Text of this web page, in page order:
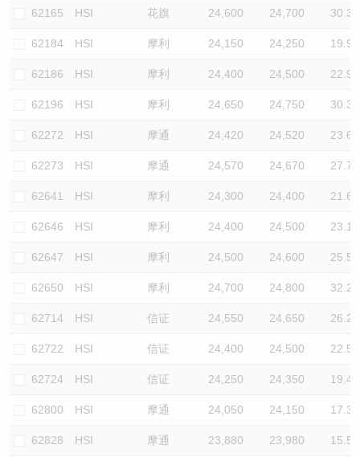
62165 HSI 花旗 24,600 24,700 30.3
62184 HSI 摩利 24,150 24,250 19.9
62186 HSI 摩利 24,400 24,500 22.9
62196 HSI 摩利 24,650 24,750 30.3
62272 HSI 摩通 24,420 24,520 23.6
62273 HSI 摩通 24,570 24,670 27.7
62641 HSI 摩利 24,300 24,400 21.6
62646 HSI 摩利 24,400 24,500 23.1
62647 HSI 摩利 24,500 24,600 25.5
62650 HSI 摩利 24,700 24,800 32.2
62714 HSI 信证 24,550 24,650 26.2
62722 HSI 信证 24,400 24,500 22.5
62724 HSI 信证 24,250 24,350 19.4
62800 HSI 摩通 24,050 24,150 17.3
62828 HSI 摩通 23,880 23,980 15.5